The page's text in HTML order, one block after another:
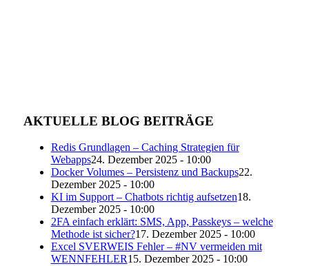
AKTUELLE BLOG BEITRÄGE
Redis Grundlagen – Caching Strategien für
Webapps24. Dezember 2025 - 10:00
Docker Volumes – Persistenz und Backups22.
Dezember 2025 - 10:00
KI im Support – Chatbots richtig aufsetzen18.
Dezember 2025 - 10:00
2FA einfach erklärt: SMS, App, Passkeys – welche
Methode ist sicher?17. Dezember 2025 - 10:00
Excel SVERWEIS Fehler – #NV vermeiden mit
WENNFEHLER15. Dezember 2025 - 10:00